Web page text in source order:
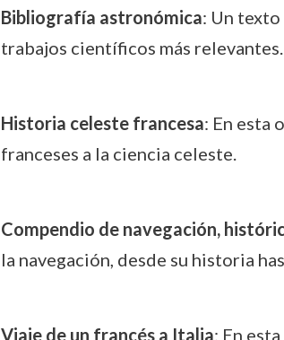
Bibliografía astronómica: Un
trabajos científicos más relevantes.
Historia celeste francesa: En esta
franceses a la ciencia celeste.
Compendio de navegación,
la navegación, desde su historia
Viaje de un francés a Italia: En